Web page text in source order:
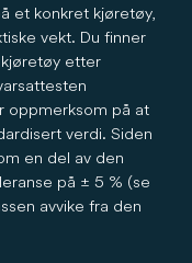
et konkret kjøretøy,
vekt. Du finner
etter
oppmerksom på at
verdi. Siden
en del av den
på ± 5 % (se
avvike fra den